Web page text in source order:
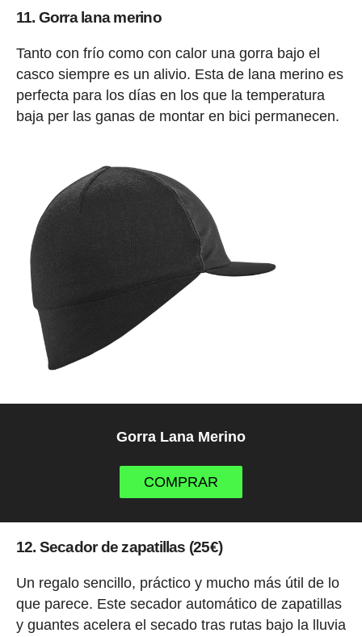
11. Gorra lana merino
Tanto con frío como con calor una gorra bajo el
casco siempre es un alivio. Esta de lana merino es
perfecta para los días en los que la temperatura
baja per las ganas de montar en bici permanecen.
Gorra Lana Merino
COMPRAR
12. Secador de zapatillas (25€)
Un regalo sencillo, práctico y mucho más útil de lo
que parece. Este secador automático de zapatillas
y guantes acelera el secado tras rutas bajo la lluvia